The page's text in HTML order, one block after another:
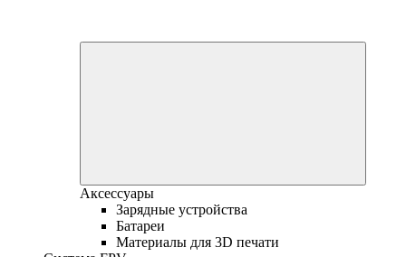
Аксессуары
Зарядные устройства
Батареи
Материалы для 3D печати